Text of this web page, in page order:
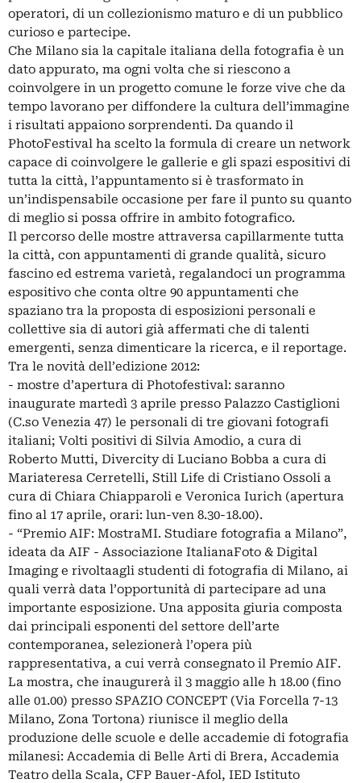
operatori, di un collezionismo maturo e di un pubblico
curioso e partecipe.
Che Milano sia la capitale italiana della fotografia è un
dato appurato, ma ogni volta che si riescono a
coinvolgere in un progetto comune le forze vive che da
tempo lavorano per diffondere la cultura dell’immagine
i risultati appaiono sorprendenti. Da quando il
PhotoFestival ha scelto la formula di creare un network
capace di coinvolgere le gallerie e gli spazi espositivi di
tutta la città, l’appuntamento si è trasformato in
un’indispensabile occasione per fare il punto su quanto
di meglio si possa offrire in ambito fotografico.
Il percorso delle mostre attraversa capillarmente tutta
la città, con appuntamenti di grande qualità, sicuro
fascino ed estrema varietà, regalandoci un programma
espositivo che conta oltre 90 appuntamenti che
spaziano tra la proposta di esposizioni personali e
collettive sia di autori già affermati che di talenti
emergenti, senza dimenticare la ricerca, e il reportage.
Tra le novità dell’edizione 2012:
- mostre d’apertura di Photofestival: saranno
inaugurate martedì 3 aprile presso Palazzo Castiglioni
(C.so Venezia 47) le personali di tre giovani fotografi
italiani; Volti positivi di Silvia Amodio, a cura di
Roberto Mutti, Divercity di Luciano Bobba a cura di
Mariateresa Cerretelli, Still Life di Cristiano Ossoli a
cura di Chiara Chiapparoli e Veronica Iurich (apertura
fino al 17 aprile, orari: lun-ven 8.30-18.00).
- “Premio AIF: MostraMI. Studiare fotografia a Milano”,
ideata da AIF - Associazione ItalianaFoto & Digital
Imaging e rivoltaagli studenti di fotografia di Milano, ai
quali verrà data l’opportunità di partecipare ad una
importante esposizione. Una apposita giuria composta
dai principali esponenti del settore dell’arte
contemporanea, selezionerà l’opera più
rappresentativa, a cui verrà consegnato il Premio AIF.
La mostra, che inaugurerà il 3 maggio alle h 18.00 (fino
alle 01.00) presso SPAZIO CONCEPT (Via Forcella 7-13
Milano, Zona Tortona) riunisce il meglio della
produzione delle scuole e delle accademie di fotografia
milanesi: Accademia di Belle Arti di Brera, Accademia
Teatro della Scala, CFP Bauer-Afol, IED Istituto